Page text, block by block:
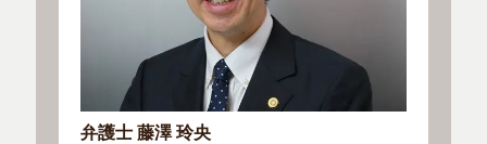
弁護士 藤澤 玲央